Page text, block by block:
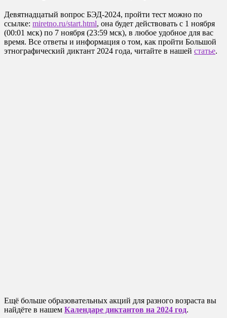
Девятнадцатый вопрос БЭД-2024, пройти тест можно по
ссылке: miretno.ru/start.html, она будет действовать с 1 ноября
(00:01 мск) по 7 ноября (23:59 мск), в любое удобное для вас
время. Все ответы и информация о том, как пройти Большой
этнографический диктант 2024 года, читайте в нашей статье.
Ещё больше образовательных акций для разного возраста вы
найдёте в нашем Календаре диктантов на 2024 год.